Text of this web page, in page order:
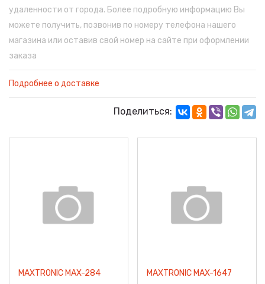
удаленности от города. Более подробную информацию Вы
можете получить, позвонив по номеру телефона нашего
магазина или оставив свой номер на сайте при оформлении
заказа
Подробнее о доставке
Поделиться:
MAXTRONIC MAX-284
MAXTRONIC MAX-1647